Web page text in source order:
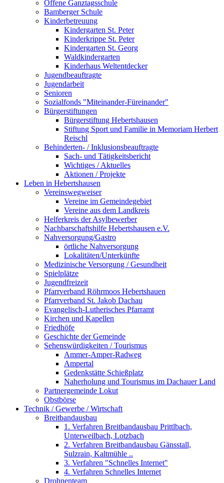
Offene Ganztagsschule
Bamberger Schule
Kinderbetreuung
Kindergarten St. Peter
Kinderkrippe St. Peter
Kindergarten St. Georg
Waldkindergarten
Kinderhaus Weltentdecker
Jugendbeauftragte
Jugendarbeit
Senioren
Sozialfonds "Miteinander-Füreinander"
Bürgerstiftungen
Bürgerstiftung Hebertshausen
Stiftung Sport und Familie in Memoriam Herbert
Reischl
Behinderten- / Inklusionsbeauftragte
Sach- und Tätigkeitsbericht
Wichtiges / Aktuelles
Aktionen / Projekte
Leben in Hebertshausen
Vereinswegweiser
Vereine im Gemeindegebiet
Vereine aus dem Landkreis
Helferkreis der Asylbewerber
Nachbarschaftshilfe Hebertshausen e.V.
Nahversorgung/Gastro
örtliche Nahversorgung
Lokalitäten/Unterkünfte
Medizinische Versorgung / Gesundheit
Spielplätze
Jugendfreizeit
Pfarrverband Röhrmoos Hebertshauen
Pfarrverband St. Jakob Dachau
Evangelisch-Lutherisches Pfarramt
Kirchen und Kapellen
Friedhöfe
Geschichte der Gemeinde
Sehenswürdigkeiten / Tourismus
Ammer-Amper-Radweg
Ampertal
Gedenkstätte Schießplatz
Naherholung und Tourismus im Dachauer Land
Partnergemeinde Lokut
Obstbörse
Technik / Gewerbe / Wirtschaft
Breitbandausbau
1. Verfahren Breitbandausbau Prittlbach,
Unterweilbach, Lotzbach
2. Verfahren Breitbandausbau Gänsstall,
Sulzrain, Kaltmühle ..
3. Verfahren "Schnelles Internet"
4. Verfahren Schnelles Internet
Drohnenteam